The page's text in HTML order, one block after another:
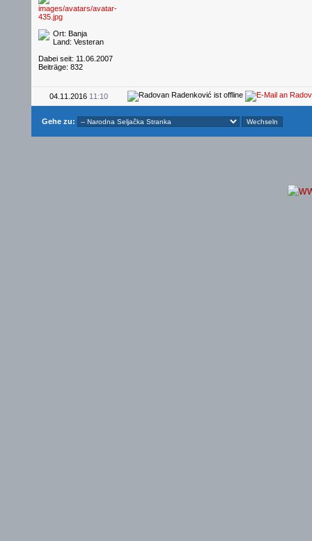
Ort: Banja
Land: Vesteran
Dabei seit: 11.06.2007
Beiträge: 832
04.11.2016 11:10
Gehe zu: